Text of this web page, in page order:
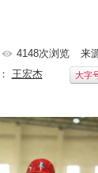
4148次浏览 来
王宏杰 大字